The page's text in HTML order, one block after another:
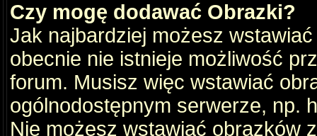
Czy mogę dodawać Obrazki?
Jak najbardziej możesz
obecnie nie istnieje możliwość
forum. Musisz więc wstawiać
ogólnodostępnym serwerze, np.
Nie możesz wstawiać obrazków